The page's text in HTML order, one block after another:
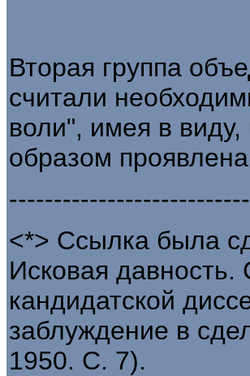
Вторая группа
считали
воли", имея в
образом
<*> Ссылка была
Исковая
кандидатской
заблуждение в
1950. С. 7).